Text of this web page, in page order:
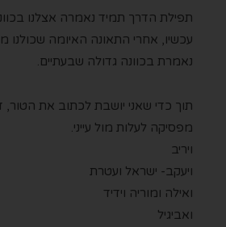
תפילת הדרך תמיד נאמרה אצלנו
עכשיו, אחרי התאונה האיומה שכולנו
נאמרת בכוונה גדולה שבעתיים.
תוך כדי שאני יושבת לכתוב את הטור,
מפסיקה לעלות מול עייני.
ויריב
ויעקב- ישראל ועטרת
ואילה ומוריה וידיד
ואביגיל